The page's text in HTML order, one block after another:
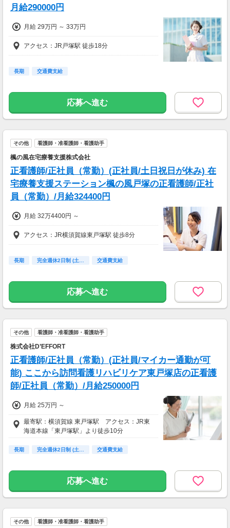
月給290000円
月給 29万円 ～ 33万円
アクセス：JR戸塚駅 徒歩18分
長期 交通費支給
応募へ進む
その他 看護師・准看護師・看護助手
楓の風在宅療養支援株式会社
正看護師/正社員（常勤）(正社員/土日祝日が休み) 在
宅療養支援ステーション楓の風戸塚の正看護師/正社
員（常勤）/月給324400円
月給 32万4400円 ～
アクセス：JR横須賀線東戸塚駅 徒歩8分
長期 完全週休2日制 (土… 交通費支給
応募へ進む
その他 看護師・准看護師・看護助手
株式会社D’EFFORT
正看護師/正社員（常勤）(正社員/マイカー通勤が可
能) ここから訪問看護リハビリケア東戸塚店の正看護
師/正社員（常勤）/月給250000円
月給 25万円 ～
最寄駅：横須賀線 東戸塚駅 アクセス：JR東
海道本線「東戸塚駅」より徒歩10分
長期 完全週休2日制 (土… 交通費支給
応募へ進む
その他 看護師・准看護師・看護助手